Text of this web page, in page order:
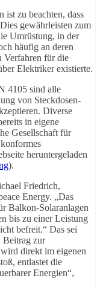
ist zu beachten, dass
gewährleisten zum
Umrüstung, in der
häufig an deren
Verfahren für die
Elektriker existierte.
4105 sind alle
von Steckdosen-
Diverse
in eigene
Gesellschaft für
heruntergeladen
).
Friedrich,
Energy. „Das
Balkon-Solaranlagen
bis zu einer Leistung
befreit.“ Das sei
Beitrag zur
direkt im eigenen
entlastet die
Energien“,